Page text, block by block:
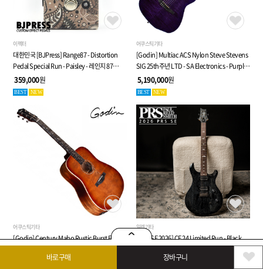
바로구매 장바구니
이펙터
대한민국 [BJPress] Range87 - Distortion
Pedal Special Run - Paisley - 레인지 87
디스토션 페달
359,000원
BEST NEW
어쿠스틱기타
[Godin] Multiac ACS Nylon Steve Stevens
SIG 25th주년 LTD - SA Electronics - Purple -
전자 클래식 기타 (053940)
5,190,000원
BEST NEW
어쿠스틱기타
[Godin] Century Maho Rustic Burst EQ -
원
일렉기타
[PRS SE 2026] CE 24 Limited Run - Black
1,298,000원